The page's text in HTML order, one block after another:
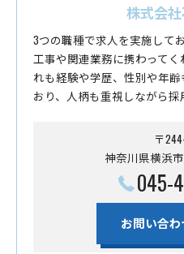
株式会
3つの職種で求人を実施して
工事や関連業務に携わって
れも経験や学歴、性別や年
おり、人柄も重視しながら採
〒
神奈川県横浜
045-
お問い合